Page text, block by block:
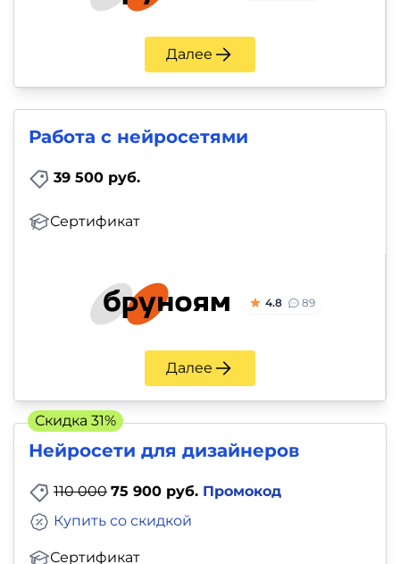
Далее
Работа с нейросетями
39 500 руб.
Сертификат
4.8 89
Далее
Нейросети для дизайнеров
110 000 75 900 руб. Промокод
Сертификат
Купить со скидкой
Скидка 31%